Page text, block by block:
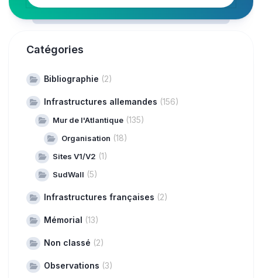
Catégories
Bibliographie (2)
Infrastructures allemandes (156)
Mur de l'Atlantique (135)
Organisation (18)
Sites V1/V2 (1)
SudWall (5)
Infrastructures françaises (2)
Mémorial (13)
Non classé (2)
Observations (3)